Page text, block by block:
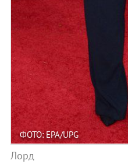
ФОТО: EPA/UPG
Лорд